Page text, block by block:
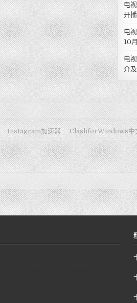
电
开播
电
10
电
介
Instagram加速器 ClashforWindows中